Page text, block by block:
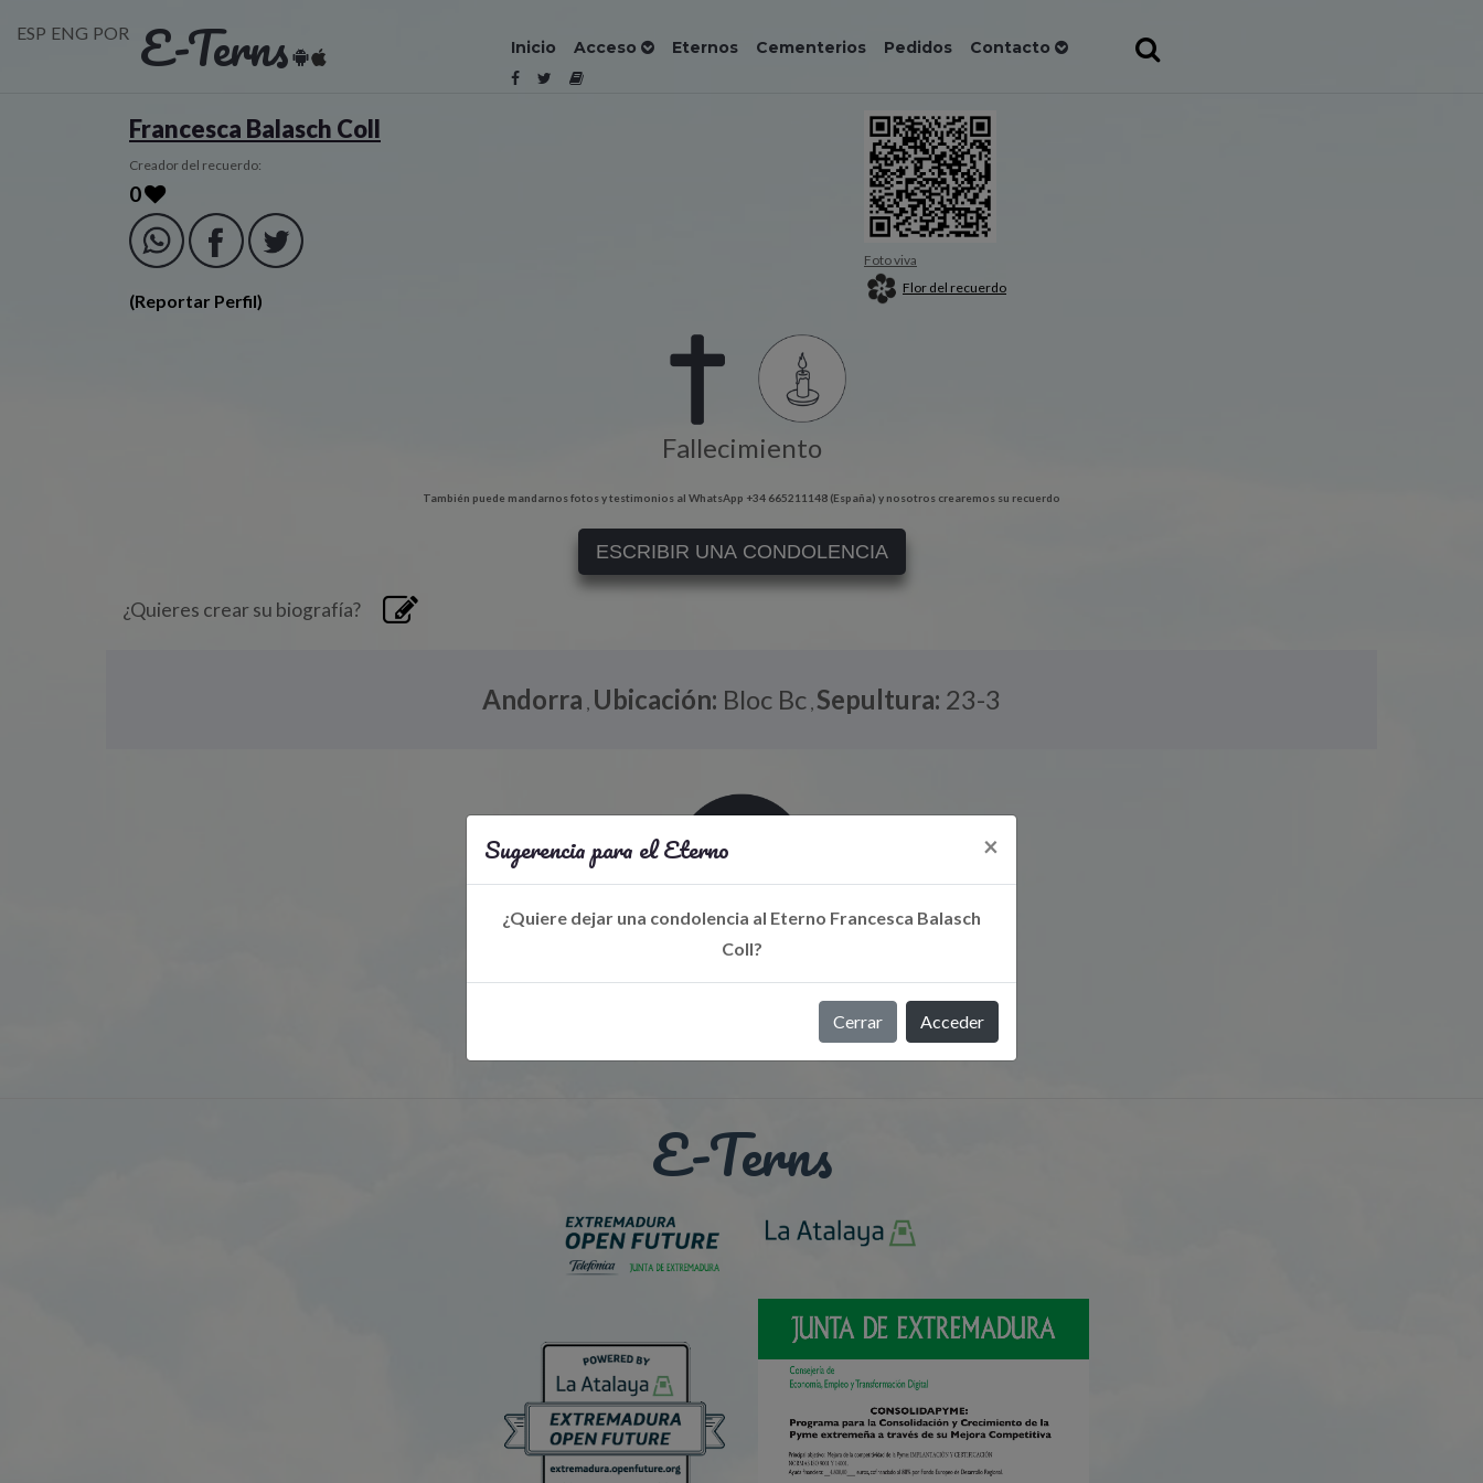
ESP ENG POR E-Terns Inicio Acceso Eternos Cementerios Pedidos Contacto
Francesca Balasch Coll
Creador del recuerdo:
0
(Reportar Perfil)
Foto viva
Flor del recuerdo
Fallecimiento
También puede mandarnos fotos y testimonios al WhatsApp +34 665211148 (España) y nosotros crearemos su recuerdo
ESCRIBIR UNA CONDOLENCIA
¿Quieres crear su biografía?
Andorra , Ubicación: Bloc Bc ,Sepultura: 23-3
Libro de Eterno
Sugerencia para el Eterno ×
¿Quiere dejar una condolencia al Eterno Francesca Balasch
Coll?
Cerrar Acceder
E-Terns